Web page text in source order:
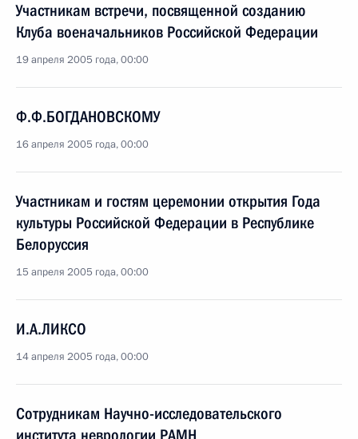
Участникам встречи, посвященной созданию
Клуба военачальников Российской Федерации
19 апреля 2005 года, 00:00
Ф.Ф.БОГДАНОВСКОМУ
16 апреля 2005 года, 00:00
Участникам и гостям церемонии открытия Года
культуры Российской Федерации в Республике
Белоруссия
15 апреля 2005 года, 00:00
И.А.ЛИКСО
14 апреля 2005 года, 00:00
Сотрудникам Научно-исследовательского
института неврологии РАМН